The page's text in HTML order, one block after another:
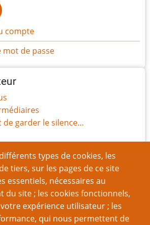
types de cookies, les
tiers, sur les pages de ce site
essentiels, nécessaires au
du site ; les cookies fonctionnels,
expérience utilisateur ; les
qui nous permettent de
compte
mot de passe
de garder le silence…
de Vie
Diable